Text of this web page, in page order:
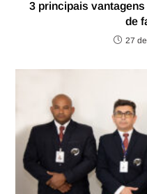
3 principais
de
27